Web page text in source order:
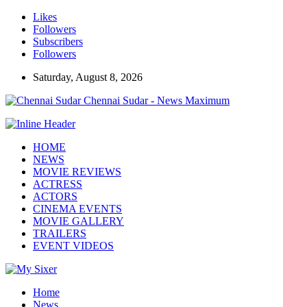
Likes
Followers
Subscribers
Followers
Saturday, August 8, 2026
Chennai Sudar - News Maximum
HOME
NEWS
MOVIE REVIEWS
ACTRESS
ACTORS
CINEMA EVENTS
MOVIE GALLERY
TRAILERS
EVENT VIDEOS
Home
News